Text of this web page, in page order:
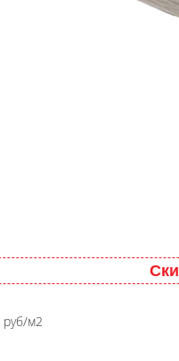
руб/м2